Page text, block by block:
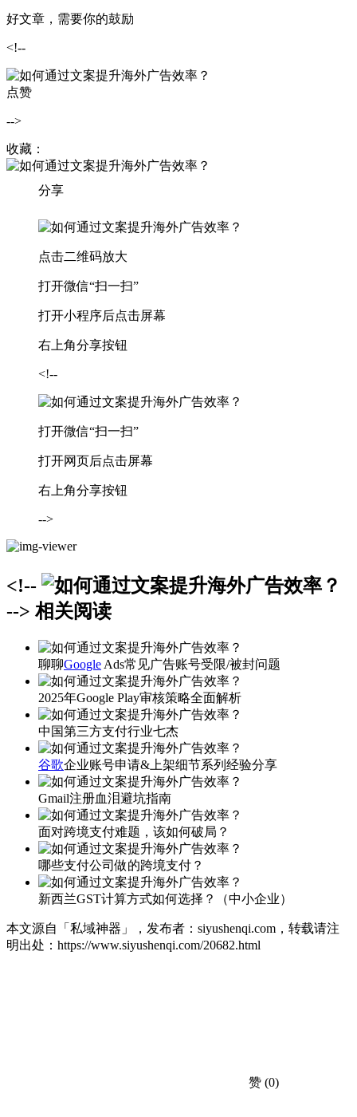
好文章，需要你的鼓励
<!--
点赞
-->
收藏：
分享
点击二维码放大
打开微信“扫一扫”
打开小程序后点击屏幕
右上角分享按钮
<!--
打开微信“扫一扫”
打开网页后点击屏幕
右上角分享按钮
-->
<!--
--> 相关阅读
聊聊Google Ads常见广告账号受限/被封问题
2025年Google Play审核策略全面解析
中国第三方支付行业七杰
谷歌企业账号申请&上架细节系列经验分享
Gmail注册血泪避坑指南
面对跨境支付难题，该如何破局？
哪些支付公司做的跨境支付？
新西兰GST计算方式如何选择？（中小企业）
本文源自「私域神器」，发布者：siyushenqi.com，转载请注
明出处： https://www.siyushenqi.com/20682.html
赞 (0)